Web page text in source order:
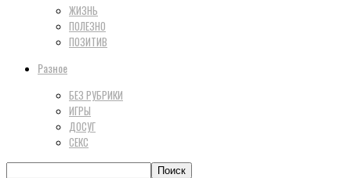
ЖИЗНЬ
ПОЛЕЗНО
ПОЗИТИВ
Разное
БЕЗ РУБРИКИ
ИГРЫ
ДОСУГ
СЕКС